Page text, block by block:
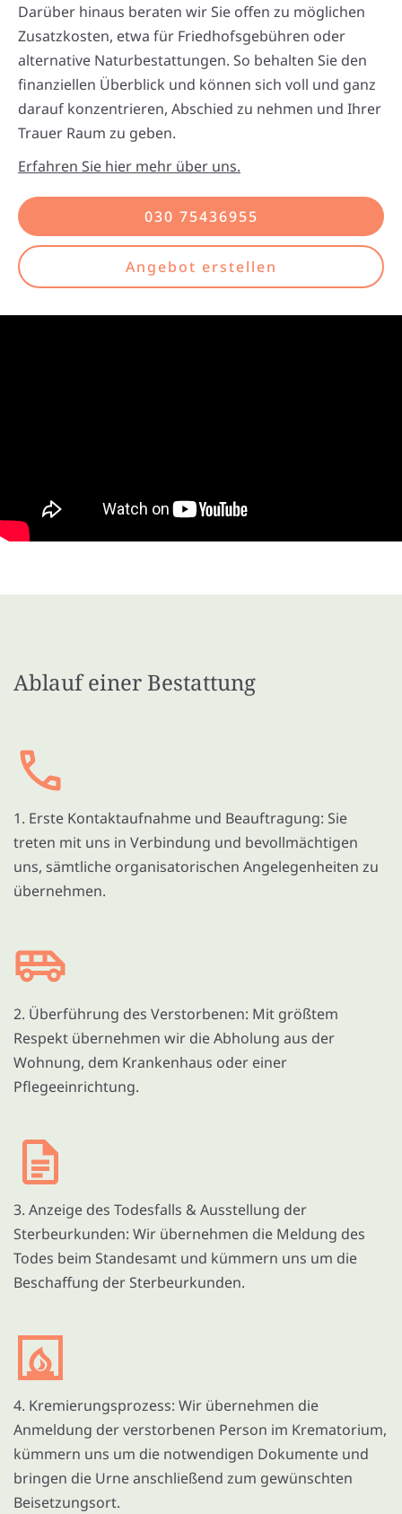
Darüber hinaus beraten wir Sie offen zu möglichen
Zusatzkosten, etwa für Friedhofsgebühren oder
alternative Naturbestattungen. So behalten Sie den
finanziellen Überblick und können sich voll und ganz
darauf konzentrieren, Abschied zu nehmen und Ihrer
Trauer Raum zu geben.
Erfahren Sie hier mehr über uns.
030 75436955
Angebot erstellen
Ablauf einer Bestattung
1. Erste Kontaktaufnahme und Beauftragung: Sie
treten mit uns in Verbindung und bevollmächtigen
uns, sämtliche organisatorischen Angelegenheiten zu
übernehmen.
2. Überführung des Verstorbenen: Mit größtem
Respekt übernehmen wir die Abholung aus der
Wohnung, dem Krankenhaus oder einer
Pflegeeinrichtung.
3. Anzeige des Todesfalls & Ausstellung der
Sterbeurkunden: Wir übernehmen die Meldung des
Todes beim Standesamt und kümmern uns um die
Beschaffung der Sterbeurkunden.
4. Kremierungsprozess: Wir übernehmen die
Anmeldung der verstorbenen Person im Krematorium,
kümmern uns um die notwendigen Dokumente und
bringen die Urne anschließend zum gewünschten
Beisetzungsort.